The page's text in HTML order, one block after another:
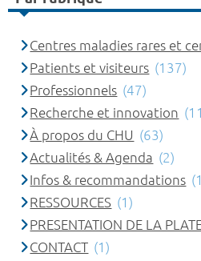
Centres maladies rares et
Patients et visiteurs (137)
Professionnels (47)
Recherche et innovation
À propos du CHU (63)
Actualités & Agenda (2)
Infos & recommandations
RESSOURCES (1)
PRESENTATION DE LA
CONTACT (1)